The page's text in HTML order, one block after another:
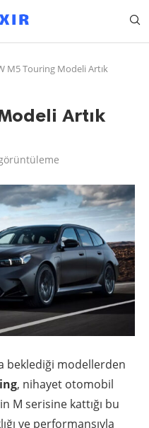
M5 Touring Modeli Artık
Artık
beklediği modellerden
, nihayet otomobil
M serisine kattığı bu
ve performansıyla